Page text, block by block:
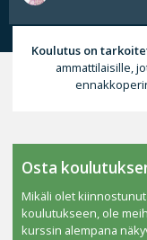
Koulutus on
ammattilaisille,
Osta
Mikäli olet
koulutukseen, ole
kurssin alempana